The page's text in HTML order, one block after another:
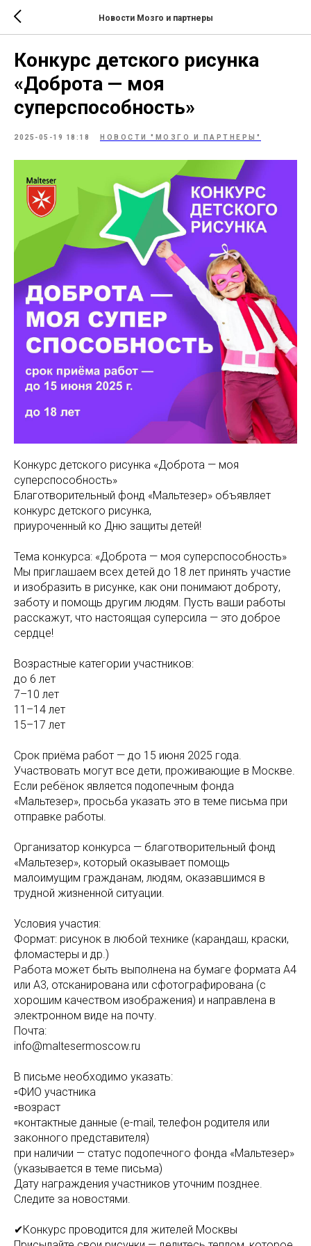
Новости Мозго и партнеры
Конкурс детского рисунка
«Доброта — моя
суперспособность»
2025-05-19 18:18 НОВОСТИ "МОЗГО И ПАРТНЕРЫ"
Конкурс детского рисунка «Доброта — моя
суперспособность»
Благотворительный фонд «Мальтезер» объявляет
конкурс детского рисунка,
приуроченный ко Дню защиты детей!
Тема конкурса: «Доброта — моя суперспособность»
Мы приглашаем всех детей до 18 лет принять участие
и изобразить в рисунке, как они понимают доброту,
заботу и помощь другим людям. Пусть ваши работы
расскажут, что настоящая суперсила — это доброе
сердце!
Возрастные категории участников:
до 6 лет
7–10 лет
11–14 лет
15–17 лет
Срок приёма работ — до 15 июня 2025 года.
Участвовать могут все дети, проживающие в Москве.
Если ребёнок является подопечным фонда
«Мальтезер», просьба указать это в теме письма при
отправке работы.
Организатор конкурса — благотворительный фонд
«Мальтезер», который оказывает помощь
малоимущим гражданам, людям, оказавшимся в
трудной жизненной ситуации.
Условия участия:
Формат: рисунок в любой технике (карандаш, краски,
фломастеры и др.)
Работа может быть выполнена на бумаге формата A4
или A3, отсканирована или сфотографирована (с
хорошим качеством изображения) и направлена в
электронном виде на почту.
Почта:
info@maltesermoscow.ru
В письме необходимо указать:
▫ФИО участника
▫возраст
▫контактные данные (e-mail, телефон родителя или
законного представителя)
при наличии — статус подопечного фонда «Мальтезер»
(указывается в теме письма)
Дату награждения участников уточним позднее.
Следите за новостями.
✔Конкурс проводится для жителей Москвы